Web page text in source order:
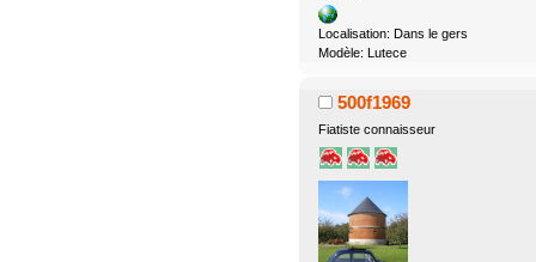
Localisation: Dans le gers
Modèle: Lutece
500f1969
Fiatiste connaisseur